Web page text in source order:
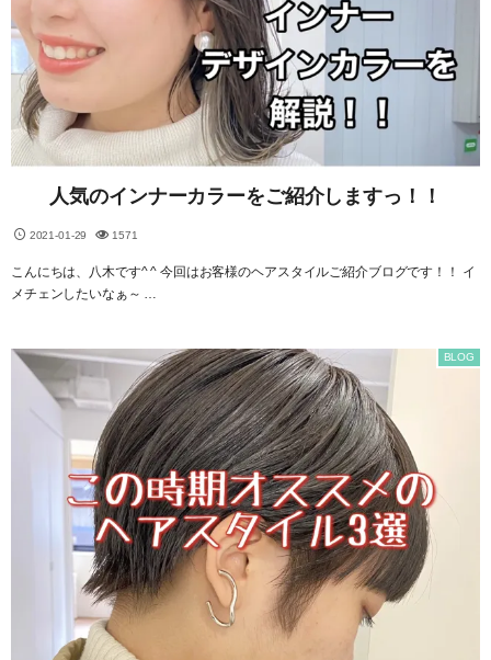
人気のインナーカラーをご紹介しますっ！！
2021-01-29 1571
こんにちは、八木です^ ^ 今回はお客様のヘアスタイルご紹介ブログです！！ イ
メチェンしたいなぁ～ …
BLOG